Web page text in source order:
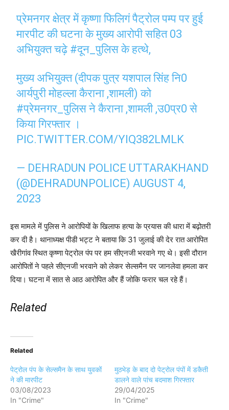
प्रेमनगर क्षेत्र में कृष्णा फिलिगं पैट्रोल पम्प पर हुई
मारपीट की घटना के मुख्य आरोपी सहित 03
अभियुक्त चढ़े #दून_पुलिसके हत्थे,
मुख्य अभियुक्त (दीपक पुत्र यशपाल सिंह नि0
आर्यपुरी मोहल्ला कैराना ,शामली) को
#प्रेमनगर_पुलिसने कैराना ,शामली ,उ0प्र0 से
किया गिरफ्तार ।
PIC.TWITTER.COM/YIQ382LMLK
— DEHRADUN POLICE UTTARAKHAND
(@DEHRADUNPOLICE)AUGUST 4,
2023
इस मामले में पुलिस ने आरोपियों के खिलाफ हत्या के प्रयास की धारा में बढ़ोतरी
कर दी है। थानाध्यक्ष पीडी भट्ट ने बताया कि 31 जुलाई की देर रात आरोपित
खैरीगांव स्थित कृष्णा पेट्रोल पंप पर हम सीएनजी भरवाने गए थे। इसी दौरान
आरोपितों ने पहले सीएनजी भरवाने को लेकर सेल्समैन पर जानलेवा हमला कर
दिया। घटना में सात से आठ आरोपित और हैं जोकि फरार चल रहे हैं।
Related
Related
पेट्रोल पंप के सेल्समैन के साथ युवकों
ने की मारपीट
03/08/2023
In "Crime"
मुठभेड़ के बाद दो पेट्रोल पंपों में डकैती
डालने वाले पांच बदमाश गिरफ्तार
29/04/2025
In "Crime"